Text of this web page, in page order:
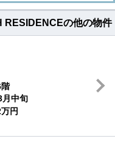
RESIDENCEの他の物件
月中旬
円